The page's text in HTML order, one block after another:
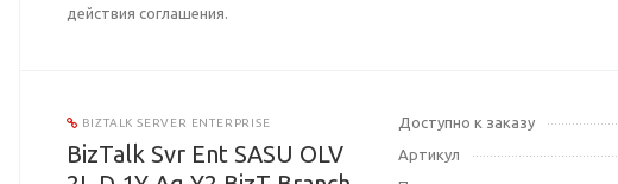
действия соглашения.
BIZTALK SERVER ENTERPRISE
BizTalk Svr Ent SASU OLV
Доступно к заказу
Артикул